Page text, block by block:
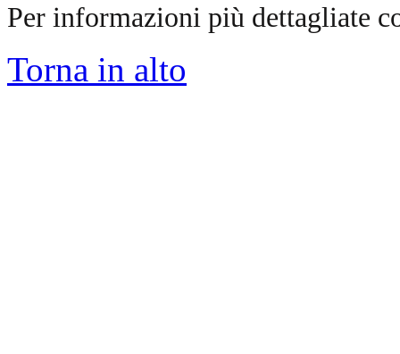
Per informazioni più dettagliate
Torna in alto